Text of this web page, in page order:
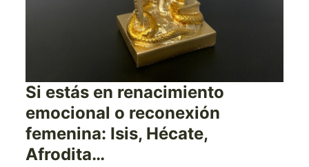
Si estás en renacimiento
emocional o reconexión
femenina: Isis, Hécate,
Afrodita…